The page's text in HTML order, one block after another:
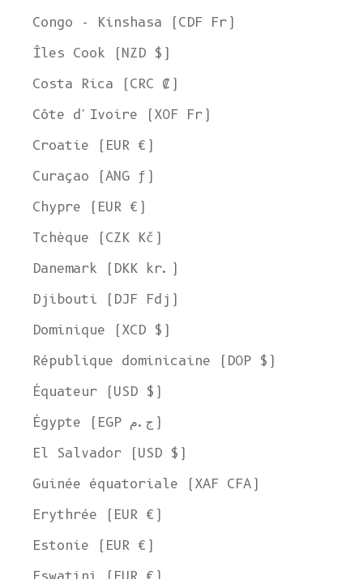
Congo - Kinshasa (CDF Fr)
Îles Cook (NZD $)
Costa Rica (CRC ₡)
Côte d'Ivoire (XOF Fr)
Croatie (EUR €)
Curaçao (ANG ƒ)
Chypre (EUR €)
Tchèque (CZK Kč)
Danemark (DKK kr.)
Djibouti (DJF Fdj)
Dominique (XCD $)
République dominicaine (DOP $)
Équateur (USD $)
Égypte (EGP ج.م)
El Salvador (USD $)
Guinée équatoriale (XAF CFA)
Erythrée (EUR €)
Estonie (EUR €)